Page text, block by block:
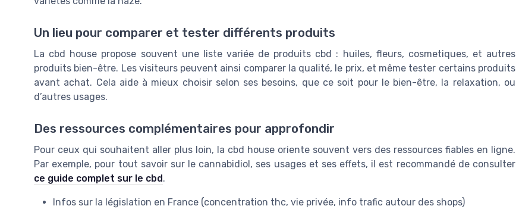
Un lieu pour comparer et tester différents produits
La cbd house propose souvent une liste variée de produits cbd : huiles, fleurs, cosmetiques, et autres
produits bien-être. Les visiteurs peuvent ainsi comparer la qualité, le prix, et même tester certains produits
avant achat. Cela aide à mieux choisir selon ses besoins, que ce soit pour le bien-être, la relaxation, ou
d’autres usages.
Des ressources complémentaires pour approfondir
Pour ceux qui souhaitent aller plus loin, la cbd house oriente souvent vers des ressources fiables en ligne.
Par exemple, pour tout savoir sur le cannabidiol, ses usages et ses effets, il est recommandé de consulter
ce guide complet sur le cbd .
Infos sur la législation en France (concentration thc, vie privée, info trafic autour des shops)